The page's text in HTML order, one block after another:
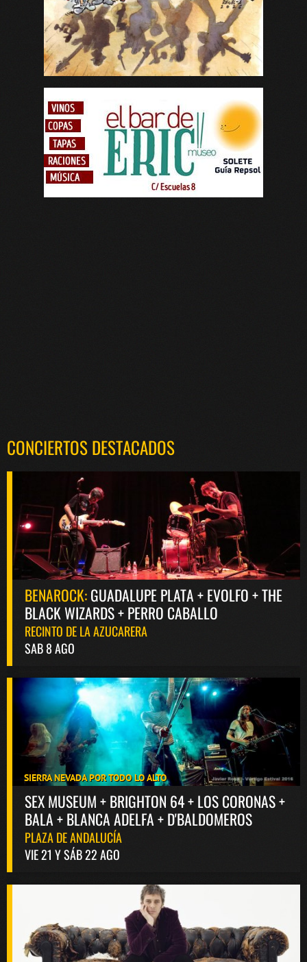
CONCIERTOS DESTACADOS
BENAROCK:GUADALUPE PLATA + EVOLFO + THE
BLACK WIZARDS + PERRO CABALLO
RECINTO DE LA AZUCARERA
SAB 8 AGO
SIERRA NEVADA POR TODO LO ALTO
SEX MUSEUM + BRIGHTON 64 + LOS CORONAS +
BALA + BLANCA ADELFA + D'BALDOMEROS
PLAZA DE ANDALUCÍA
VIE 21 Y SÁB 22 AGO